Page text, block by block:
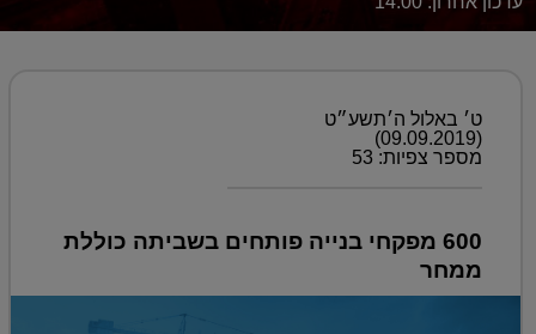
ט׳ באלול ה׳תשע״ט
(09.09.2019)
מספר צפיות: 53
600 מפקחי בנייה פותחים בשביתה כוללת
ממחר